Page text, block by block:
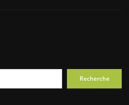
Recherche